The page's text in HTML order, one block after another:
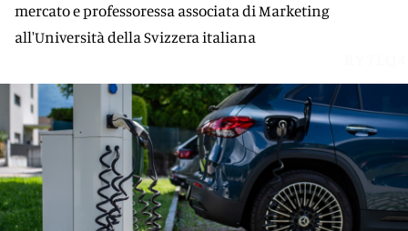
mercato e professoressa associata di Marketing
all'Università della Svizzera italiana